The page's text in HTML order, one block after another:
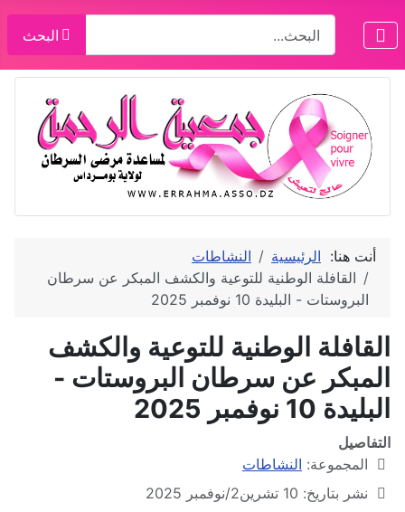
البحث
البحث
أنت هنا: الرئيسية
النشاطات
القافلة الوطنية للتوعية والكشف المبكر عن سرطان
البروستات - البليدة 10 نوفمبر 2025
القافلة الوطنية للتوعية والكشف
المبكر عن سرطان البروستات -
البليدة 10 نوفمبر 2025
التفاصيل
المجموعة: النشاطات
نشر بتاريخ: 10 تشرين2/نوفمبر 2025